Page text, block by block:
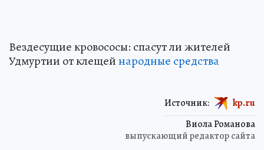
Вездесущие кровососы: спасут ли жителей
Удмуртии от клещейнародные средства
Виола Романова
выпускающий редактор сайта
Источник: kp.ru